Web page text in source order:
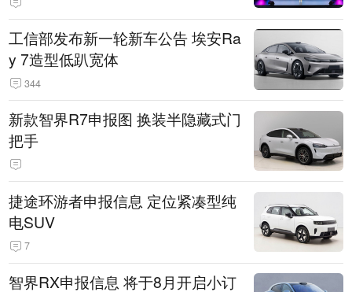
工信部发布新一轮新车公告 埃安Ra
y 7造型低趴宽体
344
新款智界R7申报图 换装半隐藏式门
把手
捷途环游者申报信息 定位紧凑型纯
电SUV
7
智界RX申报信息 将于8月开启小订